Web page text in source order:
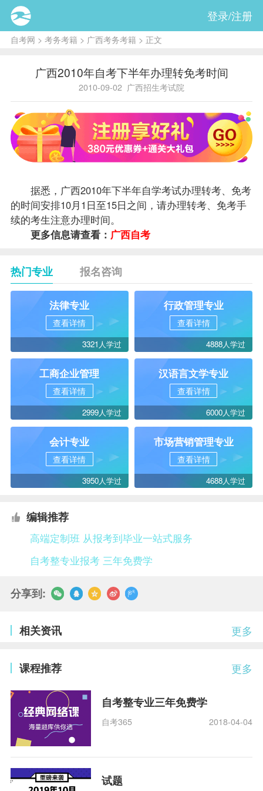
登录/注册
自考网 > 考务考籍 > 广西考务考籍 > 正文
广西2010年自考下半年办理转免考时间
2010-09-02 广西招生考试院
据悉，广西2010年下半年自学考试办理转考、 免考
的时间安排10月1日至15日之间，请办理转考、免考手
续的考生注意办理时间。
更多信息请查看： 广西自考
热门专业 报名咨询
法律专业
查看详情
3321人学过
行政管理专业
查看详情
4888人学过
工商企业管理
查看详情
2999人学过
汉语言文学专业
查看详情
6000人学过
会计专业
查看详情
3950人学过
市场营销管理专业
查看详情
4688人学过
编辑推荐
高端定制班 从报考到毕业一站式服务
自考整专业报考 三年免费学
分享到:
更多
相关资讯
更多
课程推荐
自考整专业三年免费学
自考365 2018-04-04
试题